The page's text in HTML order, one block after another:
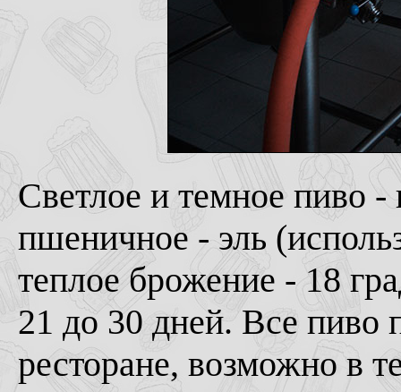
Светлое и темное пиво -
пшеничное - эль
теплое брожение - 18
21 до 30 дней. Все пиво
ресторане, возможно в